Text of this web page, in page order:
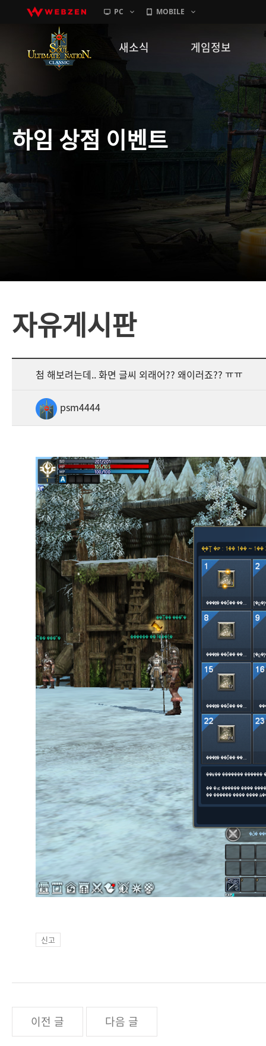
PC MOBILE
새소식
패치노트
GM노트
이벤트
게임정보
세계관
캐릭터소개
게임가이드
확률 정보
하임 상점 이벤트
자유게시판
첨 해보려는데.. 화면 글씨 외래어?? 왜이러죠?? ㅠㅠ
psm4444
신고
이전 글 다음 글